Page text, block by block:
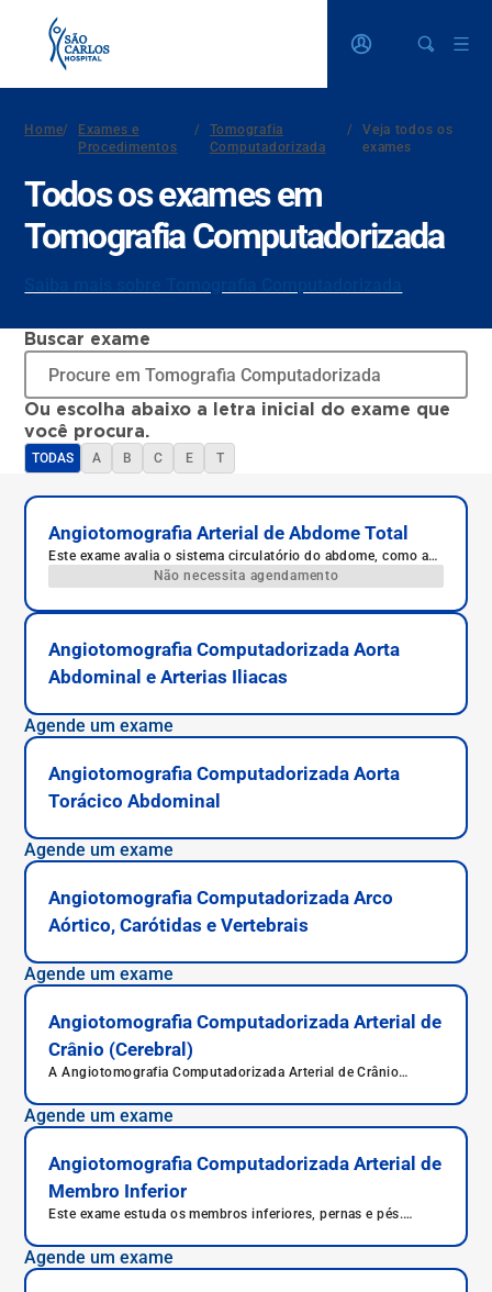
Home/
Exames e
Procedimentos
/
Tomografia
Computadorizada
/
Veja todos os
exames
Todos os exames em
Tomografia Computadorizada
Buscar exame
Ou escolha abaixo a letra inicial do exame que
você procura.
TODAS A B C E T
Angiotomografia Arterial de Abdome Total
Este exame avalia o sistema circulatório do abdome, como a
porção inferior da aorta, a artéria hepática e as artérias
gástricas.
Não necessita agendamento
Angiotomografia Computadorizada Aorta
Abdominal e Arterias Iliacas
Agende um exame
Angiotomografia Computadorizada Aorta
Torácico Abdominal
Agende um exame
Angiotomografia Computadorizada Arco
Aórtico, Carótidas e Vertebrais
Agende um exame
Angiotomografia Computadorizada Arterial de
Crânio (Cerebral)
A Angiotomografia Computadorizada Arterial de Crânio
Agende um exame
Angiotomografia Computadorizada Arterial de
Membro Inferior
Este exame estuda os membros inferiores, pernas e pés.
Agende um exame